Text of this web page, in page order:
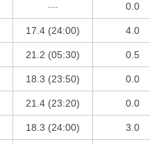
--- 0.0
17.4 (24:00) 4.0
21.2 (05:30) 0.5
18.3 (23:50) 0.0
21.4 (23:20) 0.0
18.3 (24:00) 3.0